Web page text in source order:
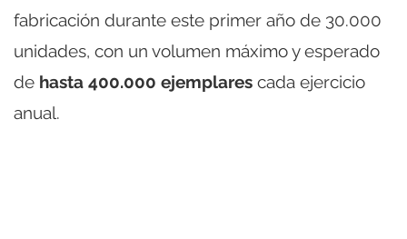
fabricación durante este primer año de 30.000
unidades, con un volumen máximo y esperado
de hasta 400.000 ejemplares cada ejercicio
anual.